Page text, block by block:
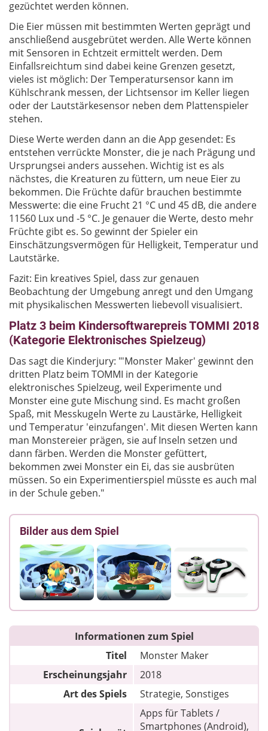
gezüchtet werden können.
Die Eier müssen mit bestimmten Werten geprägt und
anschließend ausgebrütet werden. Alle Werte können
mit Sensoren in Echtzeit ermittelt werden. Dem
Einfallsreichtum sind dabei keine Grenzen gesetzt,
vieles ist möglich: Der Temperatursensor kann im
Kühlschrank messen, der Lichtsensor im Keller liegen
oder der Lautstärkesensor neben dem Plattenspieler
stehen.
Diese Werte werden dann an die App gesendet: Es
entstehen verrückte Monster, die je nach Prägung und
Ursprungsei anders aussehen. Wichtig ist es als
nächstes, die Kreaturen zu füttern, um neue Eier zu
bekommen. Die Früchte dafür brauchen bestimmte
Messwerte: die eine Frucht 21 °C und 45 dB, die andere
11560 Lux und -5 °C. Je genauer die Werte, desto mehr
Früchte gibt es. So gewinnt der Spieler ein
Einschätzungsvermögen für Helligkeit, Temperatur und
Lautstärke.
Fazit: Ein kreatives Spiel, dass zur genauen
Beobachtung der Umgebung anregt und den Umgang
mit physikalischen Messwerten liebevoll visualisiert.
Platz 3 beim Kindersoftwarepreis TOMMI 2018
(Kategorie Elektronisches Spielzeug)
Das sagt die Kinderjury: "'Monster Maker' gewinnt den
dritten Platz beim TOMMI in der Kategorie
elektronisches Spielzeug, weil Experimente und
Monster eine gute Mischung sind. Es macht großen
Spaß, mit Messkugeln Werte zu Laustärke, Helligkeit
und Temperatur 'einzufangen'. Mit diesen Werten kann
man Monstereier prägen, sie auf Inseln setzen und
dann färben. Werden die Monster gefüttert,
bekommen zwei Monster ein Ei, das sie ausbrüten
müssen. So ein Experimentierspiel müsste es auch mal
in der Schule geben."
Bilder aus dem Spiel
Informationen zum Spiel
Titel
Monster Maker
Erscheinungsjahr
2018
Art des Spiels
Strategie, Sonstiges
Apps für Tablets /
Smartphones (Android),